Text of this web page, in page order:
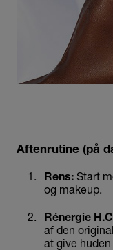
Aftenrutine (på
Rens: Start
og makeup.
Rénergie
af den
at give